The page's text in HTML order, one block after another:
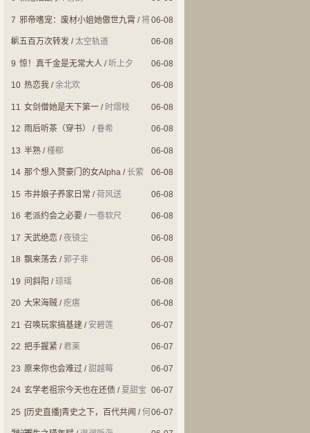
06-08
7 邪帝嗜宠：废材小姐她傲世九霄 /将
璃 06-08
8 五百万次转发 /太空轨道
06-08
9 惊！真千金是无常大人 / 听上夕
06-08
10 热恋我 /余北欢
06-08
11 女剑僧她是天下第一 / 时熠枝
06-08
12 雨后听茶（穿书） / 眷希
06-08
13 半熟 /槿郗
06-08
14 那个想入赘豪门的女Alpha /长萦
06-08
15 市井娘子养家日常 /荷风送
06-08
16 老派约会之必要 /一卷软尺
06-08
17 天武绝恋 /夜镜尘
06-08
18 飘来荡去 /郭子非
06-08
19 问斜阳 /琼瑶
06-08
20 大宋海贼 /疙瘩
06-07
21 召唤玩家搞基建 / 安碧莲
06-07
22 把手握紧 /君莱
06-07
23 原来你也会难过 /甜越莓
06-07
24 玄学老祖宗今天也在还债 / 夏甜宝
06-07
25 [历史直播]青史之下，百代共闻 /何